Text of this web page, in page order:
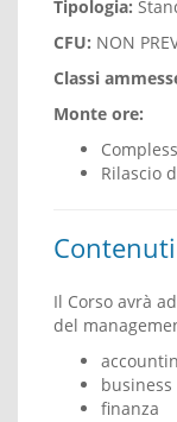
Tipologia:
CFU: NON
Classi
Monte ore:
Rilascio
Contenuti
Il Corso avrà
del
finanza